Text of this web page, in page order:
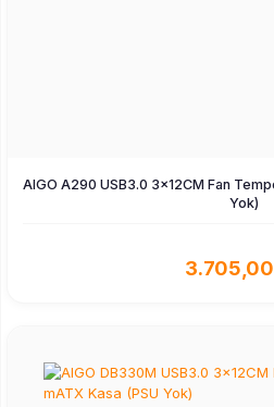
AIGO A290 USB3.0 3×12CM Fan
Yok)